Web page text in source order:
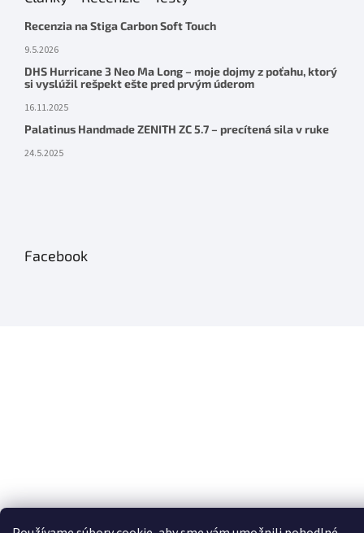
Recenzia na Stiga Carbon Soft Touch
9.5.2026
DHS Hurricane 3 Neo Ma Long – moje dojmy z poťahu, ktorý
si vyslúžil rešpekt ešte pred prvým úderom
16.11.2025
Palatinus Handmade ZENITH ZC 5.7 – precítená sila v ruke
24.5.2025
Facebook